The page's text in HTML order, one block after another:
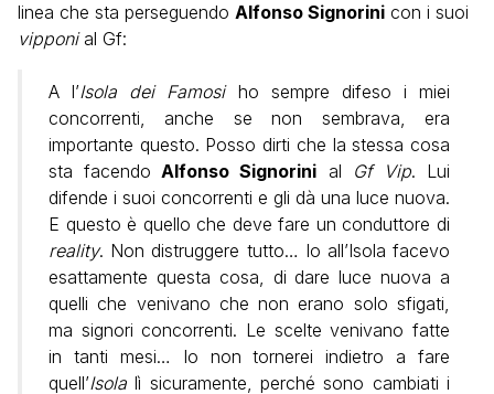
linea che sta perseguendo Alfonso Signorini con i suoi
vipponial Gf:
A l’Isola dei Famosiho sempre difeso i miei
concorrenti, anche se non sembrava, era
importante questo. Posso dirti che la stessa cosa
sta facendo Alfonso Signorini al Gf Vip. Lui
difende i suoi concorrenti e gli dà una luce nuova.
E questo è quello che deve fare un conduttore di
reality. Non distruggere tutto… Io all’Isola facevo
esattamente questa cosa, di dare luce nuova a
quelli che venivano che non erano solo sfigati,
ma signori concorrenti. Le scelte venivano fatte
in tanti mesi… Io non tornerei indietro a fare
quell’Isolalì sicuramente, perché sono cambiati i